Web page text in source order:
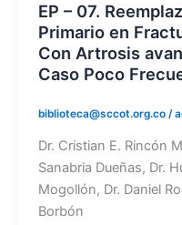
EP – 07.
Primario en
Con Artrosis
Caso Poco
biblioteca@sccot.org.co /
Dr. Cristian E. Rincón
Sanabria Dueñas, Dr.
Mogollón, Dr. Daniel
Borbón